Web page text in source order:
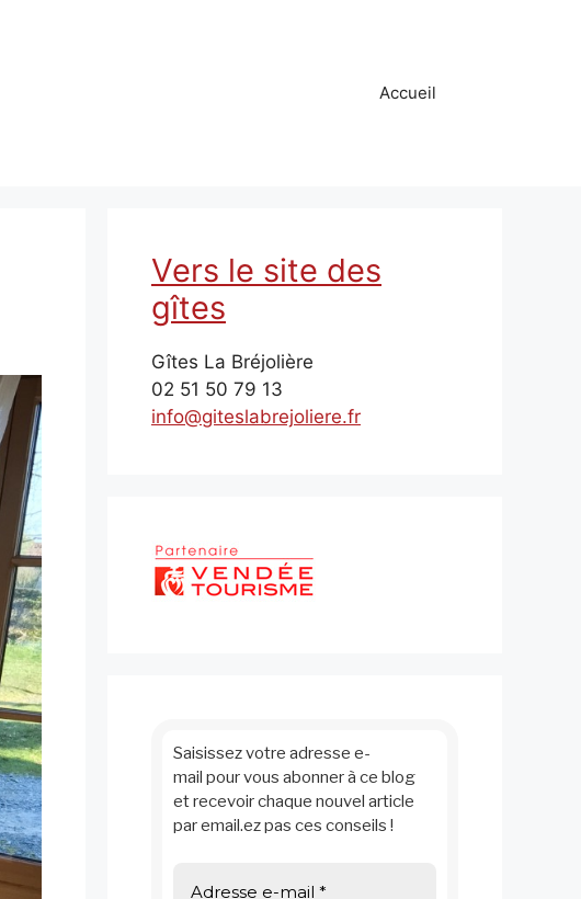
Accueil
Vers le site des
gîtes
Gîtes La Bréjolière
02 51 50 79 13
info@giteslabrejoliere.fr
Saisissez votre adresse e-
mail pour vous abonner à ce blog
et recevoir chaque nouvel article
par email.ez pas ces conseils !